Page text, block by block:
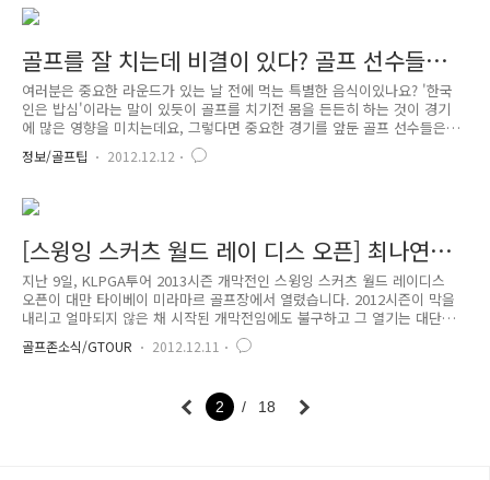
있는 골퍼라면 그렇다 . 이런 골퍼는 오른손 바닥이 타깃을 향하게 그립을
고쳐야 한다. 어드레스한 자세로 클럽을 바로 들어 올렸을 때 집게손가락
의 두 번째 뼈마디가 샤프트 약간 오른쪽으로 보이게 그립 해야 한다. "앞
땅을 쳐라" “뒤땅을 안 치려면 앞땅을 쳐라!” 볼이 없..
골프를 잘 치는데 비결이 있다? 골프 선수들의
특별한 보양식
여러분은 중요한 라운드가 있는 날 전에 먹는 특별한 음식이있나요? '한국
인은 밥심'이라는 말이 있듯이 골프를 치기전 몸을 든든히 하는 것이 경기
에 많은 영향을 미치는데요, 그렇다면 중요한 경기를 앞둔 골프 선수들은
어떤 음식을 먹을까요? 오늘은 골프선수들의 특별한 보양식에 대해서 알아
보아요.^0^ 유소연, 원기회복에는 낙지가 최고! 2012 LPGA 신인왕에 오른
릴 만큼 원기를 회복시키는데 도움을 주는재료로 알려져 있는데요, 유소연
선수는 체질상 육류를 먹으면 근육통이 심해지는 것을 느껴 육류의 섭취를
줄이고 해산물, 그 중에서도 특히 낙지를 먹기 시작했다고 합니다. 낙지요
리로식단을 변경한 후에는 근육통도 완화되고 대회성적이 잘 나와 ..
정보/골프팁 2012.12.12
[스윙잉 스커츠 월드 레이 디스 오픈] 최나연
2013 KLPGA투어 개막전 우승
지난 9일, KLPGA투어 2013시즌 개막전인 스윙잉 스커츠 월드 레이디스
오픈이 대만 타이베이 미라마르 골프장에서 열렸습니다. 2012시즌이 막을
내리고 얼마되지 않은 채 시작된 개막전임에도 불구하고 그 열기는 대단했
다고 하는데요! 그럼 이번 KLPGA투어 2013시즌 개막전에서는 어떤 일들
이 있었는지 한 번 돌아보아요~!^0^ 이번 2013시즌 KLPGA의 첫 우승컵은
선수가 정상에 오르기까지의 길은 쉽지 않았는데요, 최종 라운드에서 줄곧
2타 차 선두를 달리며 우승의 가능성을 높였던 최나연 선수는 14,15번 홀
골프존소식/GTOUR 2012.12.11
2 18